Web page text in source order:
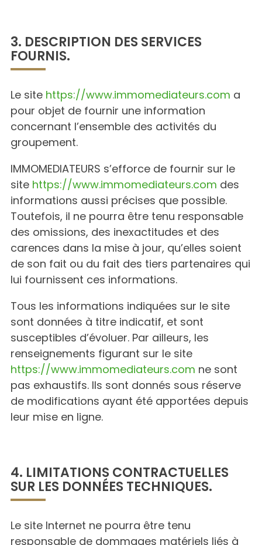
3. DESCRIPTION DES SERVICES
FOURNIS.
Le site https://www.immomediateurs.com a
pour objet de fournir une information
concernant l’ensemble des activités du
groupement.
IMMOMEDIATEURS s’efforce de fournir sur le
site https://www.immomediateurs.com des
informations aussi précises que possible.
Toutefois, il ne pourra être tenu responsable
des omissions, des inexactitudes et des
carences dans la mise à jour, qu’elles soient
de son fait ou du fait des tiers partenaires qui
lui fournissent ces informations.
Tous les informations indiquées sur le site
sont données à titre indicatif, et sont
susceptibles d’évoluer. Par ailleurs, les
renseignements figurant sur le site
https://www.immomediateurs.com ne sont
pas exhaustifs. Ils sont donnés sous réserve
de modifications ayant été apportées depuis
leur mise en ligne.
4. LIMITATIONS CONTRACTUELLES
SUR LES DONNÉES TECHNIQUES.
Le site Internet ne pourra être tenu
responsable de dommages matériels liés à